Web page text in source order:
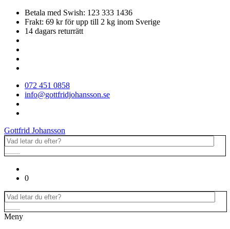
Betala med Swish: 123 333 1436
Frakt: 69 kr för upp till 2 kg inom Sverige
14 dagars returrätt
072 451 0858
info@gottfridjohansson.se
Gottfrid Johansson
0
Meny